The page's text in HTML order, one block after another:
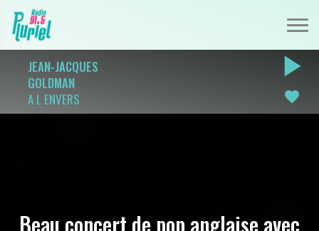
JEAN-JACQUES
GOLDMAN
A L ENVERS
play_arrow
favorite
Beau concert de pop anglaise avec